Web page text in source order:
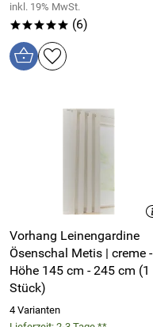
inkl. 19% MwSt.
***** (6)
Vorhang Leinengardine
Ösenschal Metis | creme -
Höhe 145 cm - 245 cm (1
Stück)
4 Varianten